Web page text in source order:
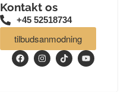
Kontakt os
+45 52518734
tilbudsanmodning